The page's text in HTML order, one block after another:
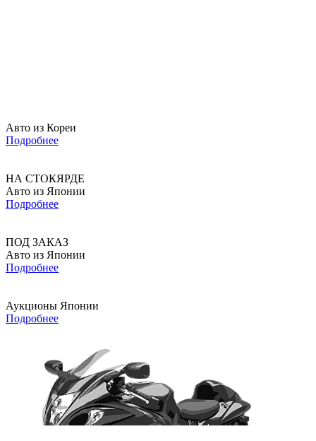
Авто из Кореи
Подробнее
НА СТОКЯРДЕ
Авто из Японии
Подробнее
ПОД ЗАКАЗ
Авто из Японии
Подробнее
Аукционы Японии
Подробнее